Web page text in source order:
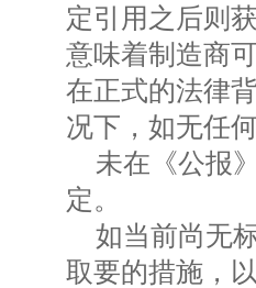
定引用之后则
意味着制造商
在正式的法律
况下，如无任
未在《公报
定。
如当前尚无
取要的措施，